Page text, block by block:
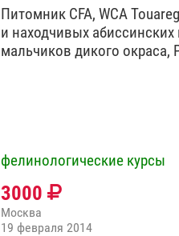
Питомник CFA, WCA
и находчивых абиссинских
мальчиков дикого
фелинологические курсы
3000
Москва
19 февраля 2014